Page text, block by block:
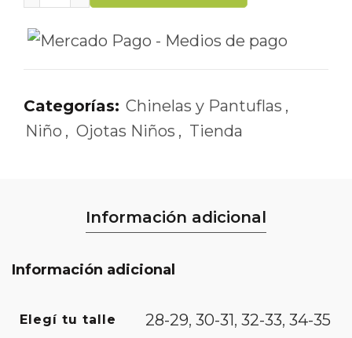
Categorías: Chinelas y Pantuflas ,
Niño , Ojotas Niños , Tienda
Información adicional
Información adicional
Elegí tu talle 28-29, 30-31, 32-33, 34-35